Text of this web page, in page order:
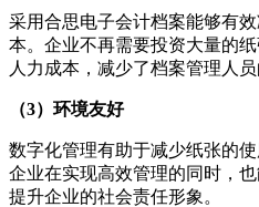
采用合思电子会计档案能够有
本。企业不再需要投资大量的
人力成本，减少了档案管理人员
（3）环境友好
数字化管理有助于减少纸张的
企业在实现高效管理的同时，
提升企业的社会责任形象。